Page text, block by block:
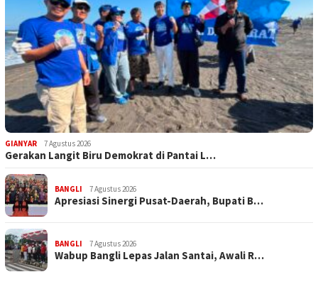
GIANYAR 7 Agustus 2026
Gerakan Langit Biru Demokrat di Pantai L…
BANGLI 7 Agustus 2026
Apresiasi Sinergi Pusat-Daerah, Bupati B…
BANGLI 7 Agustus 2026
Wabup Bangli Lepas Jalan Santai, Awali R…